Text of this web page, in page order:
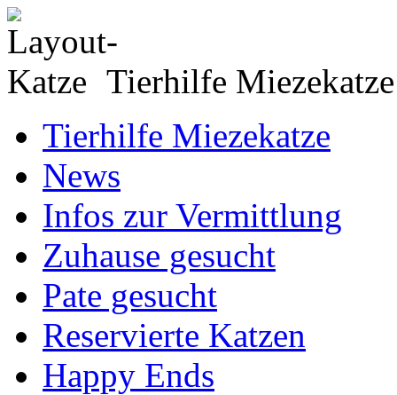
Tierhilfe
Tierhilfe Miezekatze
News
Infos zur Vermittlung
Zuhause gesucht
Pate gesucht
Reservierte Katzen
Happy Ends